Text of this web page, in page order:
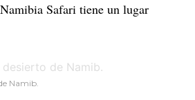
Safari tiene un lugar
Namib.